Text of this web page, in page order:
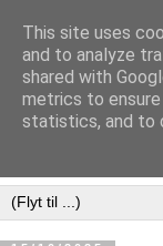
This site uses
and to analyze
shared with
metrics to
statistics, and to